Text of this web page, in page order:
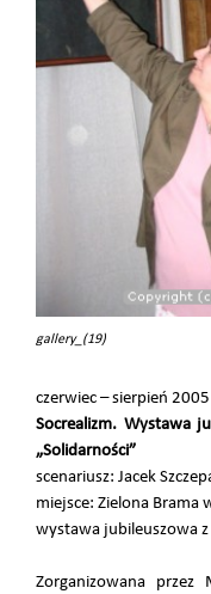
gallery_(19)
czerwiec – sierpień 2005
Socrealizm. Wystawa
„Solidarności”
scenariusz: Jacek
miejsce: Zielona Brama
wystawa jubileuszowa
Zorganizowana przez